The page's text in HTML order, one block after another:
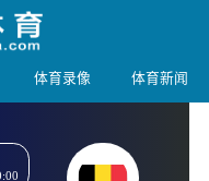
体育录像 体育新闻